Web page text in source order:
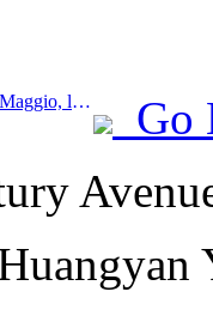
Prev:Durante le festività del Primo Maggio, la ferrovia del delta del fiume Yangtze ha trasportato oltre 21,38 milioni di passeggeri.
Go